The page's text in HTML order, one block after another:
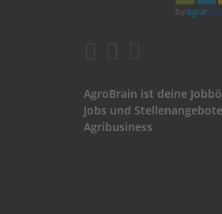
AgroBrain ist deine
Jobs und
Agribusiness